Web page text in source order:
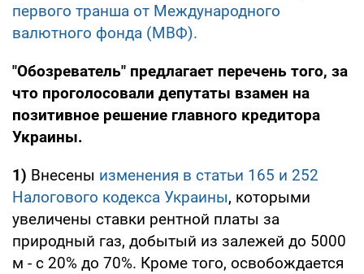
первого транша от Международного
валютного фонда (МВФ).
"Обозреватель" предлагает перечень того, за
что проголосовали депутаты взамен на
позитивное решение главного кредитора
Украины.
1) Внесены изменения в статьи 165 и 252
Налогового кодекса Украины, которыми
увеличены ставки рентной платы за
природный газ, добытый из залежей до 5000
м - с 20% до 70%. Кроме того, освобождается